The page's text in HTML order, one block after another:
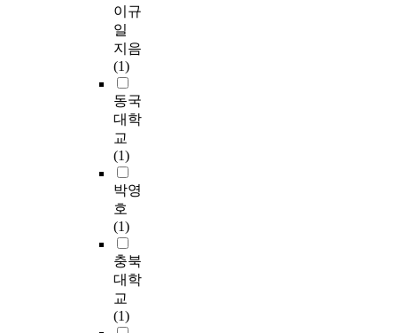
이규
일
지음
(1)
동국
대학
교
(1)
박영
호
(1)
충북
대학
교
(1)